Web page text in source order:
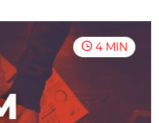
4 MIN